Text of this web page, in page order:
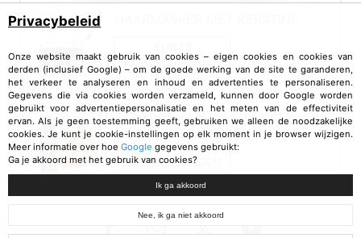
IN WINKELWAGEN
AMANDELOLIE
IN WINKELWAGEN
Privacybeleid
Onze website maakt gebruik van cookies – eigen cookies en cookies van
derden (inclusief Google) – om de goede werking van de site te garanderen,
het verkeer te analyseren en inhoud en advertenties te personaliseren.
Gegevens die via cookies worden verzameld, kunnen door Google worden
gebruikt voor advertentiepersonalisatie en het meten van de effectiviteit
ervan. Als je geen toestemming geeft, gebruiken we alleen de noodzakelijke
cookies. Je kunt je cookie-instellingen op elk moment in je browser wijzigen.
Meer informatie over hoe Google gegevens gebruikt:
Ga je akkoord met het gebruik van cookies?
Ik ga akkoord
Nee, ik ga niet akkoord